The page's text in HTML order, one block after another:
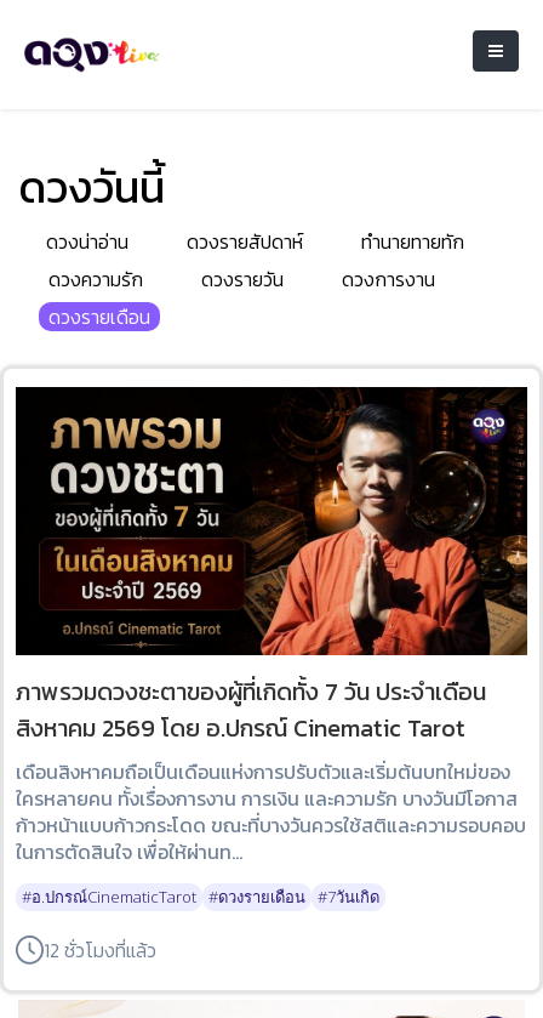
ดวงวันนี้
ดวงน่าอ่าน ดวงรายสัปดาห์
ทำนายทายทัก
ดวงความรัก
ดวงรายวัน
ดวงการงาน
ดวงรายเดือน
ภาพรวมดวงชะตาของผู้ที่เกิดทั้ง 7 วัน ประจำเดือน
สิงหาคม 2569 โดย อ.ปกรณ์ Cinematic Tarot
เดือนสิงหาคมถือเป็นเดือนแห่งการปรับตัวและเริ่มต้นบทใหม่ของ
ใครหลายคน ทั้งเรื่องการงาน การเงิน และความรัก บางวันมีโอกาส
ก้าวหน้าแบบก้าวกระโดด ขณะที่บางวันควรใช้สติและความรอบคอบ
ในการตัดสินใจ เพื่อให้ผ่านท...
#อ.ปกรณ์CinematicTarot #ดวงรายเดือน #7วันเกิด
12 ชั่วโมงที่แล้ว